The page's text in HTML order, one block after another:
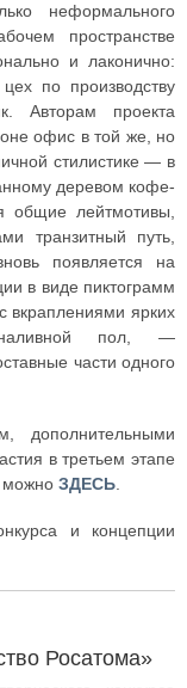
неформального
пространстве
и лаконично:
по производству
Авторам проекта
офис в той же, но
стилистике — в
деревом кофе-
общие лейтмотивы,
транзитный путь,
появляется на
в виде пиктограмм
вкраплениями ярких
пол, —
части одного
дополнительными
в третьем этапе
можно ЗДЕСЬ
и концепции
Росатома»